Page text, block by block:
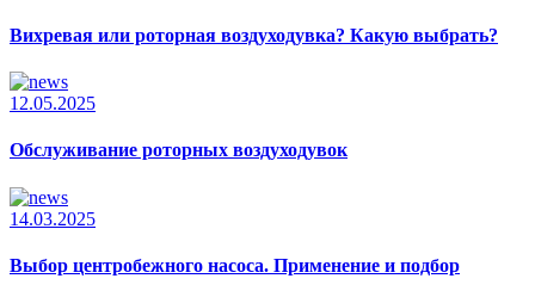
Вихревая или роторная воздуходувка? Какую выбрать?
12.05.2025
Обслуживание роторных воздуходувок
14.03.2025
Выбор центробежного насоса. Применение и подбор